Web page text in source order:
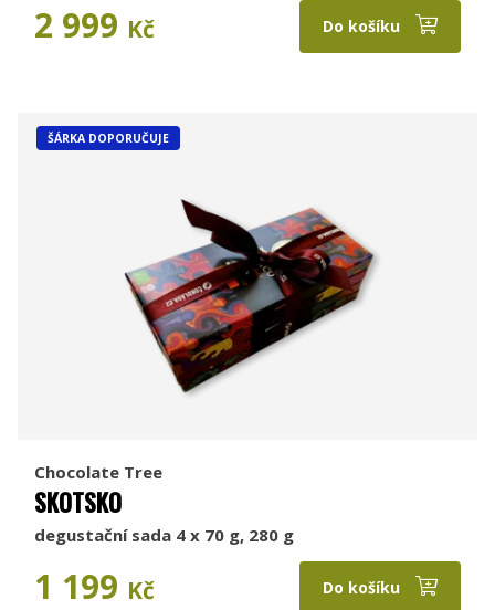
2 999 Kč Do košíku
ŠÁRKA DOPORUČUJE
Chocolate Tree
SKOTSKO
degustační sada 4 x 70 g, 280 g
1 199 Kč Do košíku